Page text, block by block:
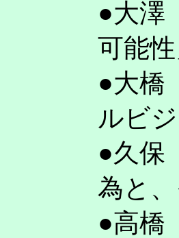
●大澤
可能
●大橋
ルビ
●久保
為と
●高